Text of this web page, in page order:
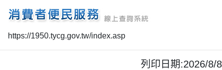
https://1950.tycg.gov.tw/index.asp
列印日期:2026/8/8